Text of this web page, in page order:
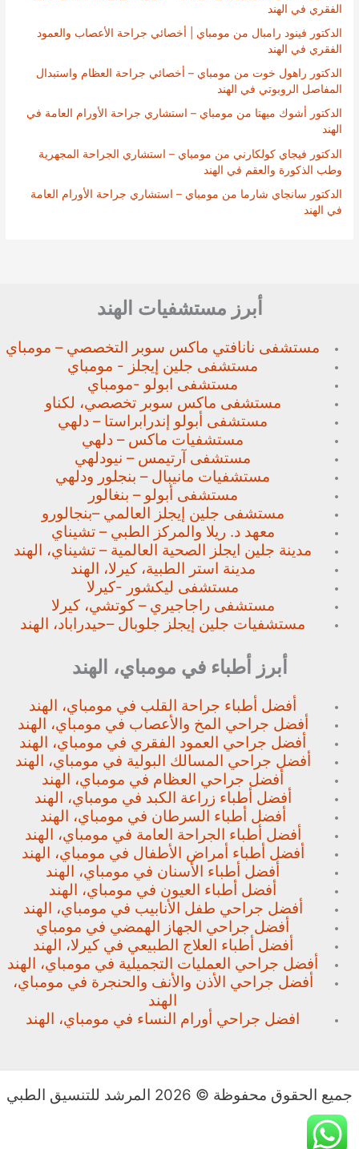
الفقري في الهند
الدكتور فينود رامبال من مومباي | أخصائي جراحة الأعصاب والعمود
الفقري في الهند
الدكتور راهول خوت من مومباي – أخصائي جراحة العظام واستبدال
المفاصل الروبوتي في الهند
الدكتور أشوك ميهتا من مومباي – استشاري جراحة الأورام العامة في
الهند
الدكتور فيجاي كولكارني من مومباي – استشاري الجراحة المجهرية
وطب الذكورة والعقم في الهند
الدكتور سانجاي شارما من مومباي – استشاري جراحة الأورام العامة
في الهند
أبرز مستشفيات الهند
مستشفى نانافتي ماكس سوبر التخصصي – مومباي
مستشفى جلين إيجلز - مومباي
مستشفى ابولو -مومباي
مستشفى ماكس سوبر تخصصي، لكناو
مستشفى أبولو إندرابراستا – دلهي
مستشفيات ماكس – دلهي
مستشفى آرتيمس – نيودلهي
مستشفيات مانيبال – بنجلور ودلهي
مستشفى أبولو – بنغالور
مستشفى جلين إيجلز العالمي –بنجالورو
معهد د. ريلا والمركز الطبي – تشيناي
مدينة جلين ايجلز الصحية العالمية – تشيناي، الهند
مدينة استر الطبية، كيرلا، الهند
مستشفى ليكشور -كيرلا
مستشفى راجاجيري – كوتشي، كيرلا
مستشفيات جلين إيجلز جلوبال –حيدراباد، الهند
أبرز أطباء في مومباي، الهند
أفضل أطباء جراحة القلب في مومباي، الهند
أفضل جراحي المخ والأعصاب في مومباي، الهند
أفضل جراحي العمود الفقري في مومباي، الهند
أفضل جراحي المسالك البولية في مومباي، الهند
أفضل جراحي العظام في مومباي، الهند
أفضل أطباء زراعة الكبد في مومباي، الهند
أفضل أطباء السرطان في مومباي، الهند
أفضل أطباء الجراحة العامة في مومباي، الهند
أفضل أطباء أمراض الأطفال في مومباي، الهند
أفضل أطباء الأسنان في مومباي، الهند
أفضل أطباء العيون في مومباي، الهند
أفضل جراحي طفل الأنابيب في مومباي، الهند
أفضل جراحي الجهاز الهمضي في مومباي
أفضل أطباء العلاج الطبيعي في كيرلا، الهند
أفضل جراحي العمليات التجميلية في مومباي، الهند
أفضل جراحي الأذن والأنف والحنجرة في مومباي،
الهند
افضل جراحي أورام النساء في مومباي، الهند
جميع الحقوق محفوظة © 2026 المرشد للتنسيق الطبي